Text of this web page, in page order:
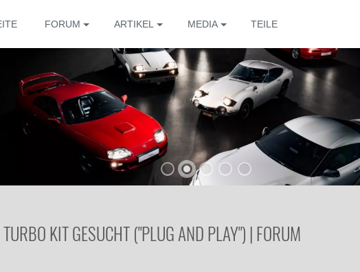
FORUM ARTIKEL MEDIA TEILE
KIT GESUCHT ("PLUG AND PLAY") | FORUM